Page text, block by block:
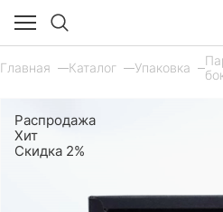
Главная Каталог Упаковка
Распродажа
Хит
Скидка 2%